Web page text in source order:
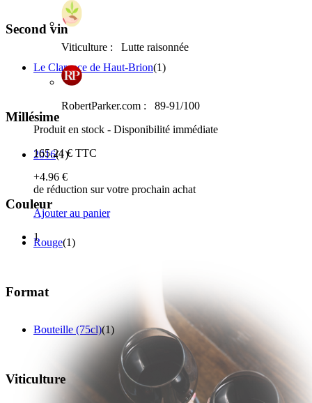
Second vin
Le Clarence de Haut-Brion(1)
Millésime
2016(1)
Couleur
Rouge(1)
Format
Bouteille (75cl)(1)
Viticulture
Viticulture : Lutte raisonnée
RobertParker.com :
89-91/100
Produit en stock - Disponibilité immédiate
165.24€ TTC
+4.96 €
de réduction sur votre prochain achat
Ajouter au panier
1